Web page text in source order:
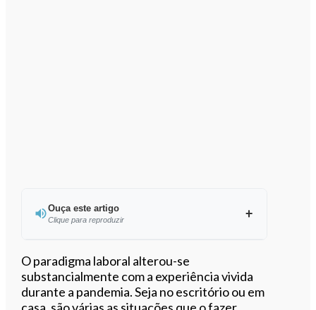
Ouça este artigo
Clique para reproduzir
Ouvir este artigo
O paradigma laboral alterou-se
substancialmente com a experiência vivida
durante a pandemia. Seja no escritório ou em